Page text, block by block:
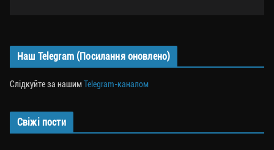
Наш Telegram (Посилання оновлено)
Слідкуйте за нашимTelegram-каналом
Свіжі пости